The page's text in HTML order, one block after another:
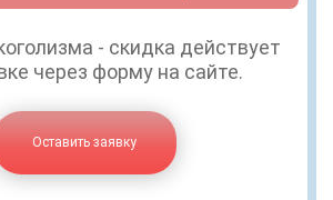
- скидка действует
через форму на сайте.
Оставить заявку